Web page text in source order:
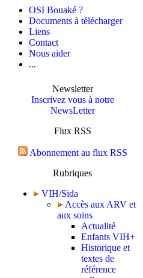
OSI Bouaké ?
Documents à télécharger
Liens
Contact
Nous aider
...
Newsletter
Inscrivez vous à notre
NewsLetter
Flux RSS
Abonnement au flux RSS
Rubriques
VIH/Sida
Accès aux ARV et
aux soins
Actualité
Enfants VIH+
Historique et
textes de
référence